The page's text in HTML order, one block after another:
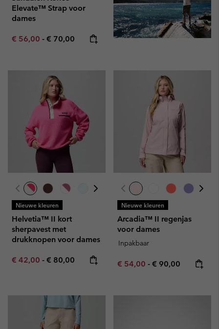
Elevate™ Strap voor
dames
Minimum sale price:
€ 56,00 - Maximum price:
€ 70,00
Nieuwe kleuren
Helvetia™ II kort
sherpavest met
drukknopen voor dames
Minimum sale price:
€ 42,00 - Maximum price:
€ 80,00
Nieuwe kleuren
Arcadia™ II regenjas
voor dames
Inpakbaar
Minimum sale price:
€ 54,00 - Maximum price:
€ 90,00